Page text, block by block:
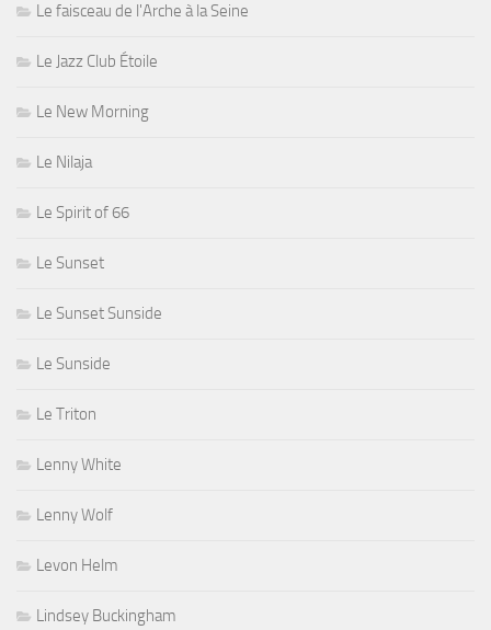
Le faisceau de l'Arche à la Seine
Le Jazz Club Étoile
Le New Morning
Le Nilaja
Le Spirit of 66
Le Sunset
Le Sunset Sunside
Le Sunside
Le Triton
Lenny White
Lenny Wolf
Levon Helm
Lindsey Buckingham